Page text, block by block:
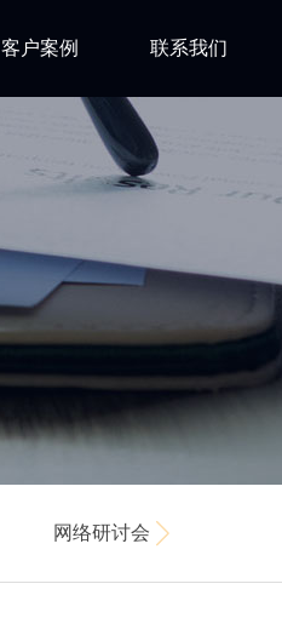
客户案例 联系我们
网络研讨会